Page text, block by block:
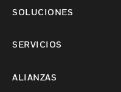
SOLUCIONES
SERVICIOS
ALIANZAS